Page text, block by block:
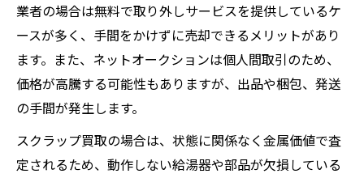
業者の場合は無料で取り外しサービスを提供しているケ
ースが多く、手間をかけずに売却できるメリットがあり
ます。また、ネットオークションは個人間取引のため、
価格が高騰する可能性もありますが、出品や梱包、発送
の手間が発生します。
スクラップ買取の場合は、状態に関係なく金属価値で査
定されるため、動作しない給湯器や部品が欠損している